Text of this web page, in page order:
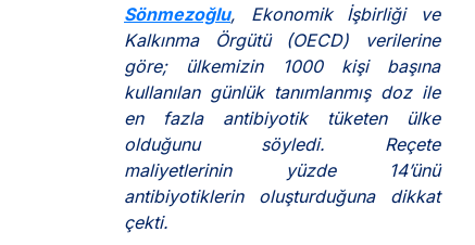
Sönmezoğlu, Ekonomik İşbirliği ve
Kalkınma Örgütü (OECD) verilerine
göre; ülkemizin 1000 kişi başına
kullanılan günlük tanımlanmış doz ile
en fazla antibiyotik tüketen ülke
olduğunu söyledi. Reçete
maliyetlerinin yüzde 14’ünü
antibiyotiklerin oluşturduğuna dikkat
çekti.